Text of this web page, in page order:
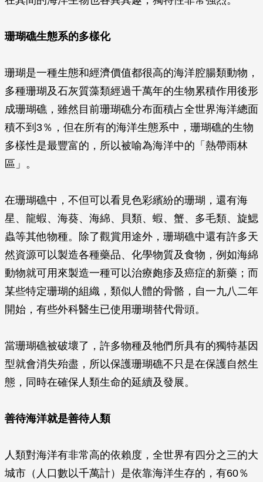
珊瑚礁生態系的多樣化
珊瑚是一種生態和經濟價值都很高的海洋腔腸類動物，
多種珊瑚及石灰質藻類經過千萬年的生物累積作用後形
成珊瑚礁，雖然目前珊瑚礁分布面積占全世界海洋總面
積不到3％，但在所有的海洋生態系中，珊瑚礁的生物
多樣性是最豐富的，所以被喻為海洋中的「熱帶雨林
區」。
在珊瑚礁中，不但可以看見色彩繽紛的珊瑚，還有海
星、龍蝦、海葵、海綿、貝類、蝦、蟹、多毛類、旋鰓
蟲等其他物種。除了觀賞用途外，珊瑚礁中還有許多天
然資源可以製造各種藥品、化學物質及食物，例如海綿
動物就可用來製造一種可以治療皰疹及癌症的新藥；而
某些特定珊瑚的組織，類似人體的骨骼，自一九八二年
開始，有些外科醫生已使用珊瑚替代骨頭。
當珊瑚礁被破壞了，許多物種及牠們所具有的獨特基因
型就會消失殆盡，所以保護珊瑚礁不只是在保護自然生
態，同時在確保人類生命的延續及發展。
善待海洋就是善待人類
人類對海洋有非常高的依賴度，全世界有四分之三的大
城市（人口數以千萬計）是依靠海洋生存的，有60％